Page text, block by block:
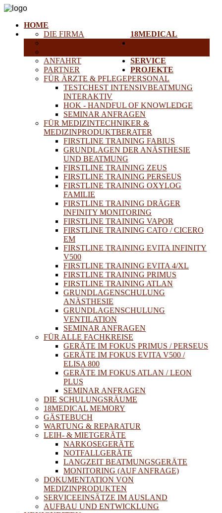
HOME
18MEDICAL
DIE FIRMA
ANFAHRT
PARTNER
FÜR ÄRZTE & PFLEGEPERSONAL
TESTCHEST INTENSIVBEATMUNG
INTERAKTIV
HOK - HANDFUL OF KNOWLEDGE
SEMINAR ANFRAGEN
FÜR MEDIZINTECHNIKER &
MEDIZINPRODUKTBERATER
FIRSTLINE TRAINING FABIUS
GRUNDLAGEN DER ANÄSTHESIE
UND BEATMUNG
FIRSTLINE TRAINING ZEUS
FIRSTLINE TRAINING PERSEUS
FIRSTLINE TRAINING OXYLOG
FAMILIE
FIRSTLINE TRAINING DRÄGER
INFINITY MONITORING
FIRSTLINE TRAINING VAPOR
FIRSTLINE TRAINING CATO / CICERO
EM
FIRSTLINE TRAINING EVITA INFINITY
V500
FIRSTLINE TRAINING EVITA 4/XL
FIRSTLINE TRAINING PRIMUS
FIRSTLINE TRAINING ATLAN
GRUNDLAGENSCHULUNG
ANÄSTHESIE
GRUNDLAGENSCHULUNG
VENTILATION
SEMINAR ANFRAGEN
FÜR ALLE FACHKREISE
GERÄTE IM FOKUS PRIMUS / PERSEUS
GERÄTE IM FOKUS EVITA V500 /
ELISA 800
GERÄTE IM FOKUS ATLAN / LEON
PLUS
SEMINAR ANFRAGEN
DIE SCHULUNGSRÄUME
18MEDICAL MEMORY
GÄSTEBUCH
SERVICE
WARTUNG & REPARATUR
LEIH- & MIETGERÄTE
NARKOSEGERÄTE
NOTFALLGERÄTE
LANGZEIT BEATMUNGSGERÄTE
MONITORING (AUF ANFRAGE)
DOKUMENTATION VON
MEDIZINPRODUKTEN
PROJEKTE
SERVICEEINSÄTZE IM AUSLAND
AUFBAU UND ENTWICKLUNG